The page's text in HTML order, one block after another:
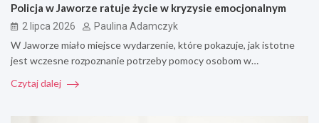
Policja w Jaworze ratuje życie w kryzysie emocjonalnym
2 lipca 2026 Paulina Adamczyk
W Jaworze miało miejsce wydarzenie, które pokazuje, jak istotne
jest wczesne rozpoznanie potrzeby pomocy osobom w…
Czytaj dalej